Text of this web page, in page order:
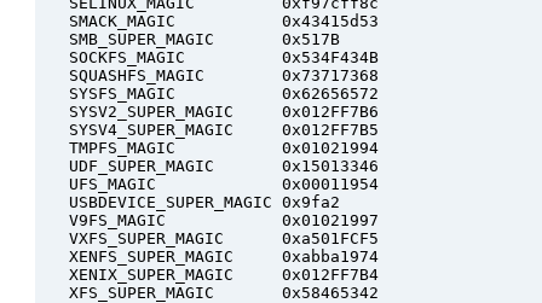
   SMACK_MAGIC           0x43415d53
   SMB_SUPER_MAGIC       0x517B
   SOCKFS_MAGIC          0x534F434B
   SQUASHFS_MAGIC        0x73717368
   SYSFS_MAGIC           0x62656572
   SYSV2_SUPER_MAGIC     0x012FF7B6
   SYSV4_SUPER_MAGIC     0x012FF7B5
   TMPFS_MAGIC           0x01021994
   UDF_SUPER_MAGIC       0x15013346
   UFS_MAGIC             0x00011954
   USBDEVICE_SUPER_MAGIC 0x9fa2
   V9FS_MAGIC            0x01021997
   VXFS_SUPER_MAGIC      0xa501FCF5
   XENFS_SUPER_MAGIC     0xabba1974
   XENIX_SUPER_MAGIC     0x012FF7B4
   XFS_SUPER_MAGIC       0x58465342